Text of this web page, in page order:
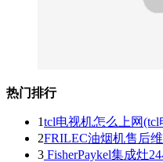
热门排行
1tcl电视机怎么上网
2FRILEC油烟机售后
3 FisherPaykel集成灶